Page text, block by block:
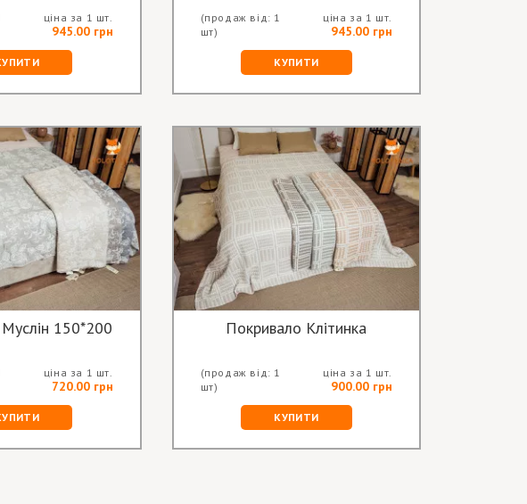
ціна за 1 шт.
945.00 грн
(продаж від: 1
шт)
ціна за 1 шт.
945.00 грн
КУПИТИ
150*200
ціна за 1 шт.
720.00 грн
Покривало Клітинка
(продаж від: 1
шт)
ціна за 1 шт.
900.00 грн
КУПИТИ